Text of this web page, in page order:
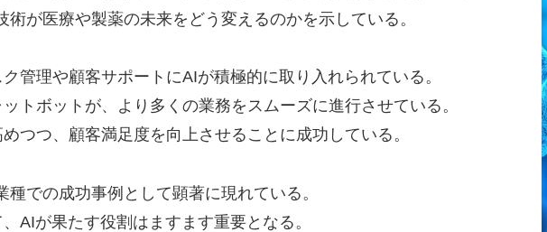
が医療や製薬の未来をどう変えるのかを示している。
管理や顧客サポートにAIが積極的に取り入れられている。
トボットが、より多くの業務をスムーズに進行させている。
つつ、顧客満足度を向上させることに成功している。
での成功事例として顕著に現れている。
AIが果たす役割はますます重要となる。